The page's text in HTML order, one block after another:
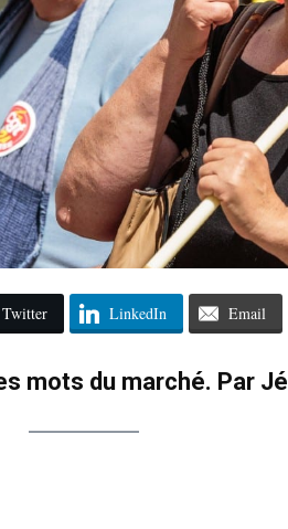
Twitter LinkedIn Email
mots du marché. Par